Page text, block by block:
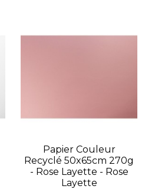
Papier Couleur
Recyclé 50x65cm 270g
- Rose Layette - Rose
Layette